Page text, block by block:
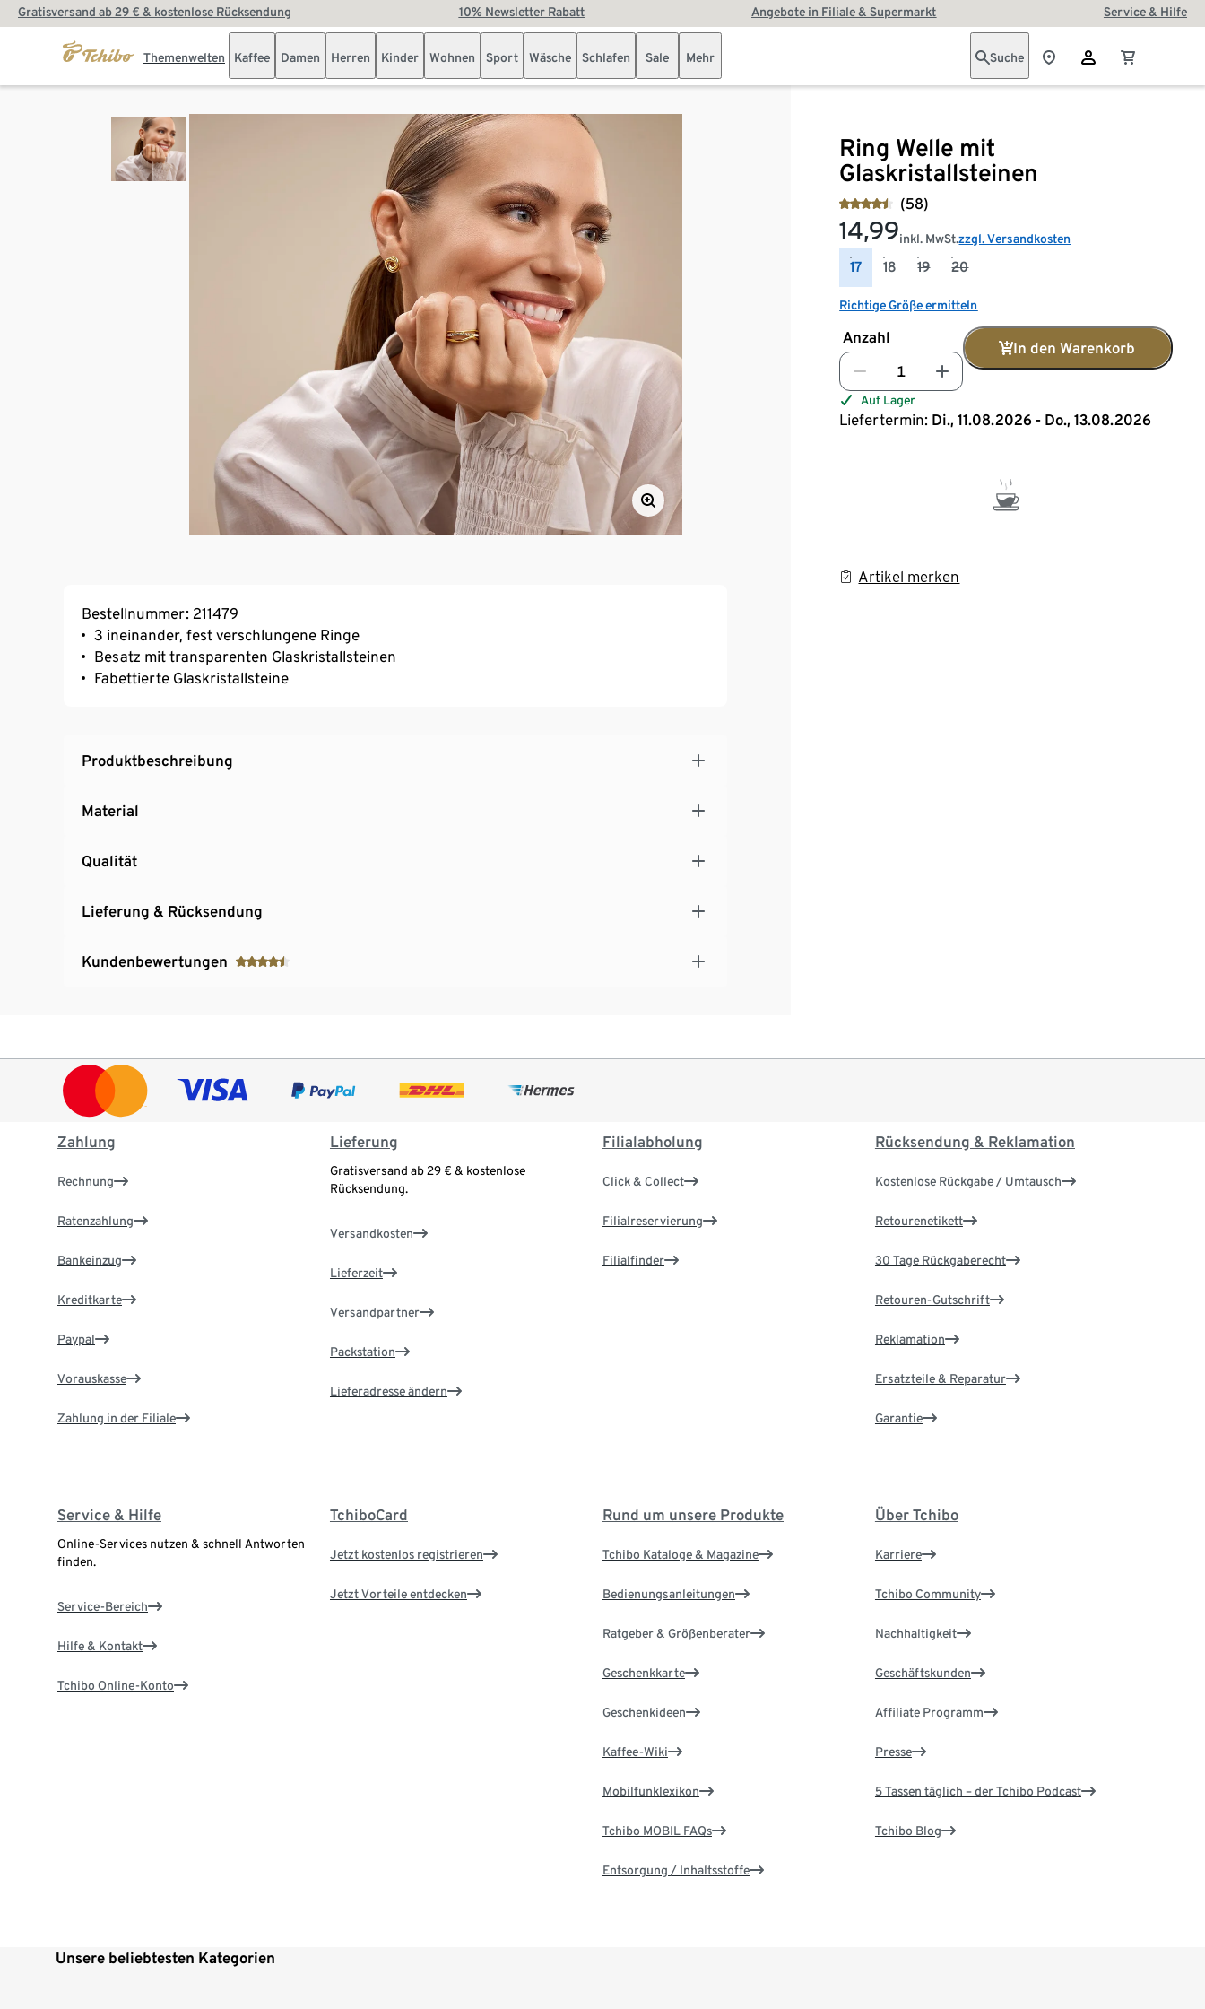
Gratisversand ab 29 € & kostenlose Rücksendung 10% Newsletter Rabatt Angebote in Filiale & Supermarkt Service & Hilfe
Themenwelten Kaffee Damen Herren Kinder Wohnen Sport Wäsche Schlafen Sale Mehr Suche
Ring Welle mit
Glaskristallsteinen
(58)
14,99inkl. MwSt.zzgl. Versandkosten
17 18 19 20
Richtige Größe ermitteln
Anzahl
In den Warenkorb
Auf Lager
Liefertermin: Di., 11.08.2026 - Do., 13.08.2026
Artikel merken
Bestellnummer: 211479
3 ineinander, fest verschlungene Ringe
Besatz mit transparenten Glaskristallsteinen
Fabettierte Glaskristallsteine
Produktbeschreibung
Material
Qualität
Lieferung & Rücksendung
Kundenbewertungen
Zahlung
Rechnung
Ratenzahlung
Bankeinzug
Kreditkarte
Paypal
Vorauskasse
Zahlung in der Filiale
Lieferung
Gratisversand ab 29 € & kostenlose
Rücksendung.
Versandkosten
Lieferzeit
Versandpartner
Packstation
Lieferadresse ändern
Filialabholung
Click & Collect
Filialreservierung
Filialfinder
Rücksendung & Reklamation
Kostenlose Rückgabe / Umtausch
Retourenetikett
30 Tage Rückgaberecht
Retouren-Gutschrift
Reklamation
Ersatzteile & Reparatur
Garantie
Service & Hilfe
Online-Services nutzen & schnell Antworten
finden.
Service-Bereich
Hilfe & Kontakt
Tchibo Online-Konto
TchiboCard
Jetzt kostenlos registrieren
Jetzt Vorteile entdecken
Rund um unsere Produkte
Tchibo Kataloge & Magazine
Bedienungsanleitungen
Ratgeber & Größenberater
Geschenkkarte
Geschenkideen
Kaffee-Wiki
Mobilfunklexikon
Tchibo MOBIL FAQs
Entsorgung / Inhaltsstoffe
Über Tchibo
Karriere
Tchibo Community
Nachhaltigkeit
Geschäftskunden
Affiliate Programm
Presse
5 Tassen täglich – der Tchibo Podcast
Tchibo Blog
Unsere beliebtesten Kategorien